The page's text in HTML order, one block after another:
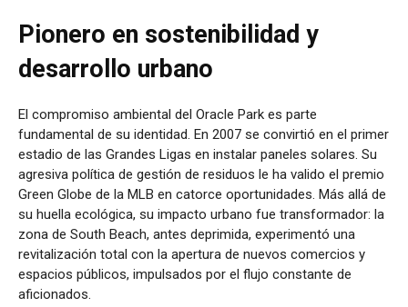
Pionero en sostenibilidad y
desarrollo urbano
El compromiso ambiental del Oracle Park es parte
fundamental de su identidad. En 2007 se convirtió en el primer
estadio de las Grandes Ligas en instalar paneles solares. Su
agresiva política de gestión de residuos le ha valido el premio
Green Globe de la MLB en catorce oportunidades. Más allá de
su huella ecológica, su impacto urbano fue transformador: la
zona de South Beach, antes deprimida, experimentó una
revitalización total con la apertura de nuevos comercios y
espacios públicos, impulsados por el flujo constante de
aficionados.